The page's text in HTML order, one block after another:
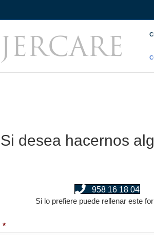
Si desea hacernos
958 16 18 04
Si lo prefiere puede rellenar este